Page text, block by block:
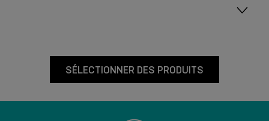
SÉLECTIONNER DES PRODUITS